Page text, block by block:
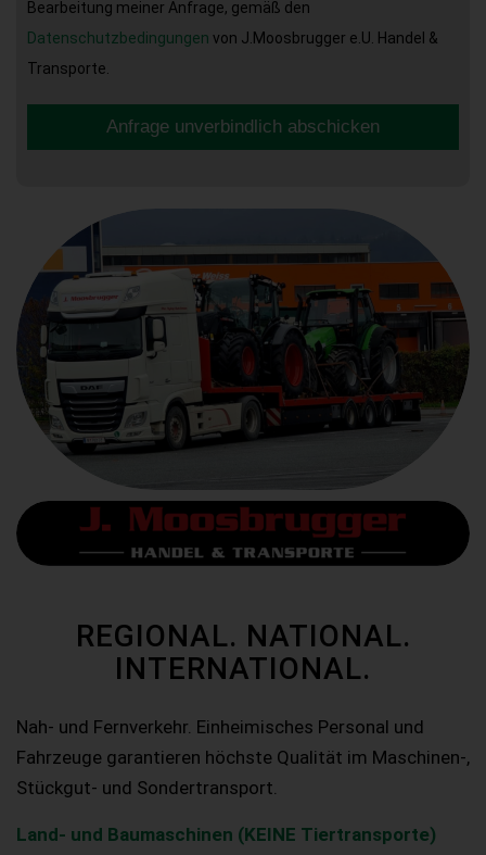
Bearbeitung meiner Anfrage, gemäß den
Datenschutzbedingungen von J.Moosbrugger e.U. Handel &
Transporte.
Anfrage unverbindlich abschicken
REGIONAL. NATIONAL.
INTERNATIONAL.
Nah- und Fernverkehr. Einheimisches Personal und
Fahrzeuge garantieren höchste Qualität im Maschinen-,
Stückgut- und Sondertransport.
Land- und Baumaschinen (KEINE Tiertransporte)